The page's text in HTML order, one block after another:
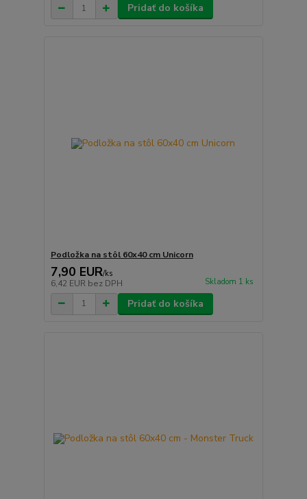
Pridať do košíka
Podložka na stôl 60x40 cm Unicorn
7,90 EUR/ks
6,42 EUR bez DPH Skladom 1 ks
Pridať do košíka